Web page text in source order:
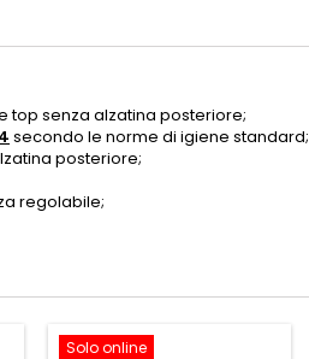
top senza alzatina posteriore;
secondo le norme di igiene standard;
posteriore;
regolabile;
Solo online